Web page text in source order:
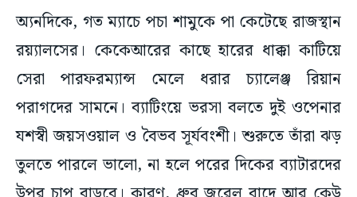
অ্যনদিকে, গত ম্যাচে পচা শামুকে পা কেটেছে রাজস্থান
রয়্যালসের। কেকেআরের কাছে হারের ধাক্কা কাটিয়ে
সেরা পারফরম্যান্স মেলে ধরার চ্যালেঞ্জ রিয়ান
পরাগদের সামনে। ব্যাটিংয়ে ভরসা বলতে দুই ওপেনার
যশস্বী জয়সওয়াল ও বৈভব সূর্যবংশী। শুরুতে তাঁরা ঝড়
তুলতে পারলে ভালো, না হলে পরের দিকের ব্যাটারদের